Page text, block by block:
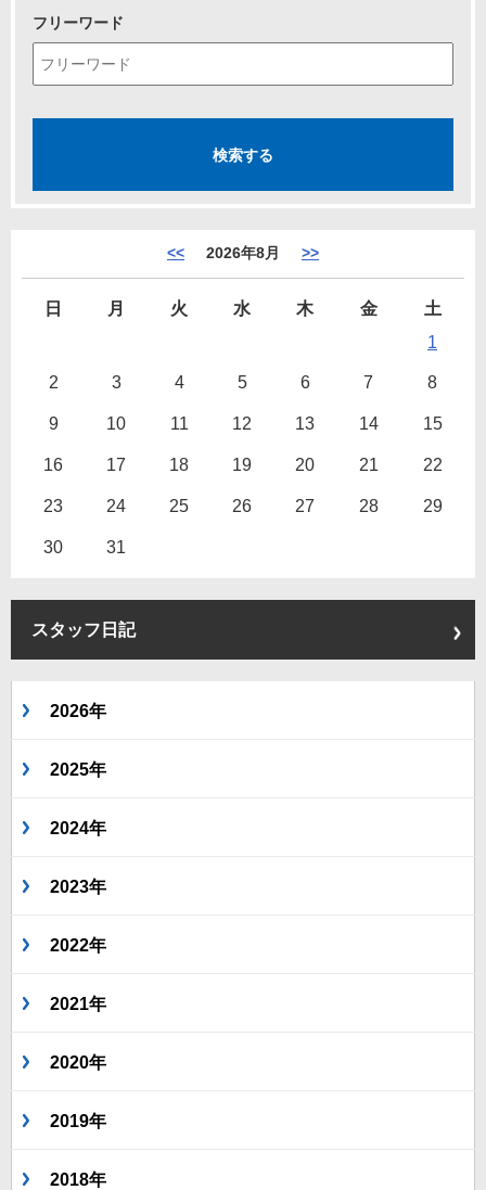
フリーワード
<< 2026年8月 >>
日 月 火 水 木 金
土
1
2 3 4 5 6 7 8
9 10 11 12 13 14 15
16 17 18 19 20 21 22
23 24 25 26 27 28 29
30 31
スタッフ日記
2026年
2025年
2024年
2023年
2022年
2021年
2020年
2019年
2018年